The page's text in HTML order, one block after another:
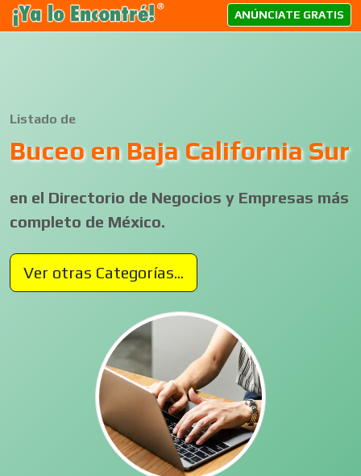
ANÚNCIATE GRATIS
Listado de
Buceo en Baja California Sur
en el Directorio de Negocios y Empresas más
completo de México.
Ver otras Categorías...